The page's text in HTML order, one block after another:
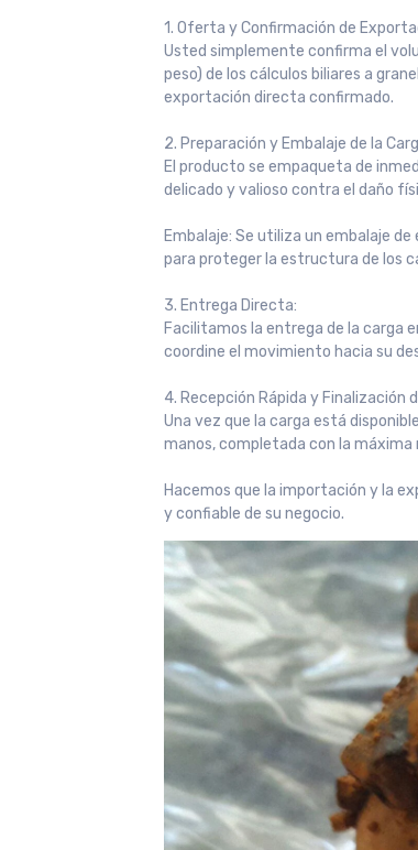
1. Oferta y Confirmación de
Usted simplemente confirma el
peso) de los cálculos biliares a
exportación directa confirmado.
2. Preparación y Embalaje de la
El producto se empaqueta de
delicado y valioso contra el daño
Embalaje: Se utiliza un embalaje
para proteger la estructura de los
3. Entrega Directa:
Facilitamos la entrega de la carga
coordine el movimiento hacia su
4. Recepción Rápida y Finalización
Una vez que la carga está
manos, completada con la máxima
Hacemos que la importación y la
y confiable de su negocio.